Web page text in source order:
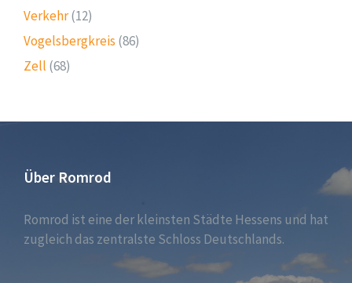
Verkehr(12)
Vogelsbergkreis (86)
Zell (68)
Über Romrod
Romrod ist eine der kleinsten Städte Hessens und hat
zugleich das zentralste Schloss Deutschlands.